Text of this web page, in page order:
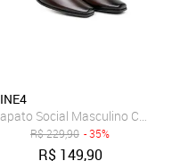
Lisa Premium Preta
Social Masculino Calce
R$229,90 - 35%
R$ 149,90